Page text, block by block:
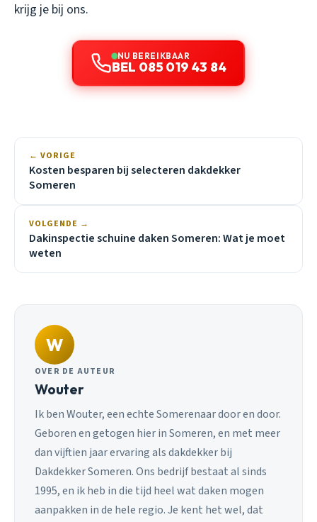
krijg je bij ons.
NU BEREIKBAAR
BEL 085 019 43 84
← VORIGE
Kosten besparen bij selecteren dakdekker
Someren
VOLGENDE →
Dakinspectie schuine daken Someren: Wat je moet
weten
W
OVER DE AUTEUR
Wouter
Ik ben Wouter, een echte Somerenaar door en door.
Geboren en getogen hier in Someren, en met meer
dan vijftien jaar ervaring als dakdekker bij
Dakdekker Someren. Ons bedrijf bestaat al sinds
1995, en ik heb in die tijd heel wat daken mogen
aanpakken in de hele regio. Je kent het wel, dat